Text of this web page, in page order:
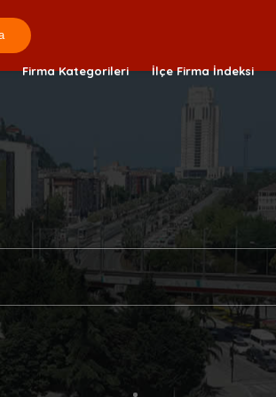
Firma Kategorileri İlçe Firma İndeksi